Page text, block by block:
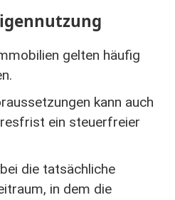
gelten häufig
kann auch
ein steuerfreier
die tatsächliche
in dem die